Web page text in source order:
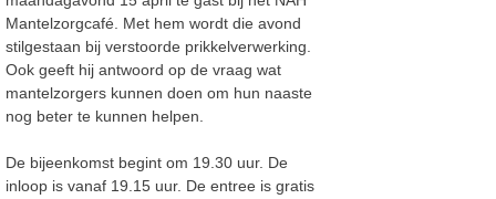
Mantelzorgcafé. Met hem wordt die avond
stilgestaan bij verstoorde prikkelverwerking.
Ook geeft hij antwoord op de vraag wat
mantelzorgers kunnen doen om hun naaste
nog beter te kunnen helpen.
De bijeenkomst begint om 19.30 uur. De
inloop is vanaf 19.15 uur. De entree is gratis